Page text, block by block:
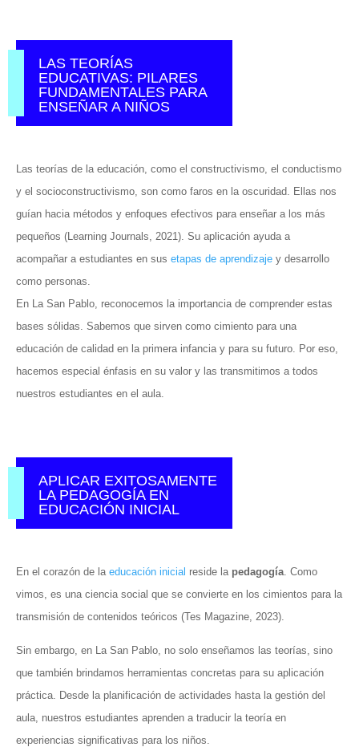
LAS TEORÍAS
EDUCATIVAS: PILARES
FUNDAMENTALES PARA
ENSEÑAR A NIÑOS
Las teorías de la educación, como el constructivismo, el conductismo
y el socioconstructivismo, son como faros en la oscuridad. Ellas nos
guían hacia métodos y enfoques efectivos para enseñar a los más
pequeños (Learning Journals, 2021). Su aplicación ayuda a
acompañar a estudiantes en sus etapas de aprendizaje y desarrollo
como personas.
En La San Pablo, reconocemos la importancia de comprender estas
bases sólidas. Sabemos que sirven como cimiento para una
educación de calidad en la primera infancia y para su futuro. Por eso,
hacemos especial énfasis en su valor y las transmitimos a todos
nuestros estudiantes en el aula.
APLICAR EXITOSAMENTE
LA PEDAGOGÍA EN
EDUCACIÓN INICIAL
En el corazón de la educación inicial reside la pedagogía. Como
vimos, es una ciencia social que se convierte en los cimientos para la
transmisión de contenidos teóricos (Tes Magazine, 2023).
Sin embargo, en La San Pablo, no solo enseñamos las teorías, sino
que también brindamos herramientas concretas para su aplicación
práctica. Desde la planificación de actividades hasta la gestión del
aula, nuestros estudiantes aprenden a traducir la teoría en
experiencias significativas para los niños.